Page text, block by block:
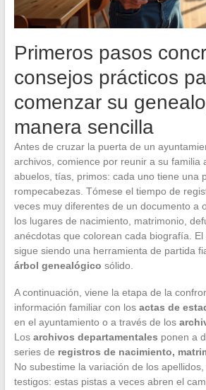
Primeros pasos
consejos prácticos
comenzar su
manera sencilla
Antes de cruzar la puerta de un
archivos, comience por reunir a su familia
abuelos, tías, primos: cada uno tiene una
rompecabezas. Tómese el tiempo de
veces muy diferentes de un documento a
los lugares de nacimiento, matrimonio,
anécdotas que colorean cada biografía. El
sigue siendo una herramienta de partida
árbol genealógico sólido.
A continuación, viene la etapa de la
información familiar con los actas de
en el ayuntamiento o a través de los
Los archivos departamentales ponen a
series de registros de nacimiento,
No subestime la variación de los
testigos: estas pistas a veces abren el